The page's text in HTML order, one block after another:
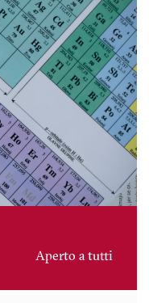
Aperto a tutti